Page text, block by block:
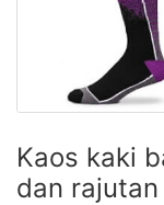
Kaos kaki
dan rajutan